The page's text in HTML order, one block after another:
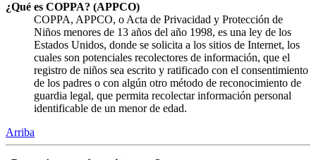
¿Qué es COPPA? (APPCO)
COPPA, APPCO, o Acta de Privacidad y Protección de
Niños menores de 13 años del año 1998, es una ley de los
Estados Unidos, donde se solicita a los sitios de Internet, los
cuales son potenciales recolectores de información, que el
registro de niños sea escrito y ratificado con el consentimiento
de los padres o con algún otro método de reconocimiento de
guardia legal, que permita recolectar información personal
identificable de un menor de edad.
Arriba